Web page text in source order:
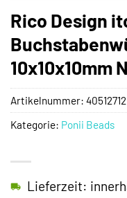
Rico Design
10x10x10mm N
Lieferzeit:
Artikelnummer:
Kategorie: Ponii Beads